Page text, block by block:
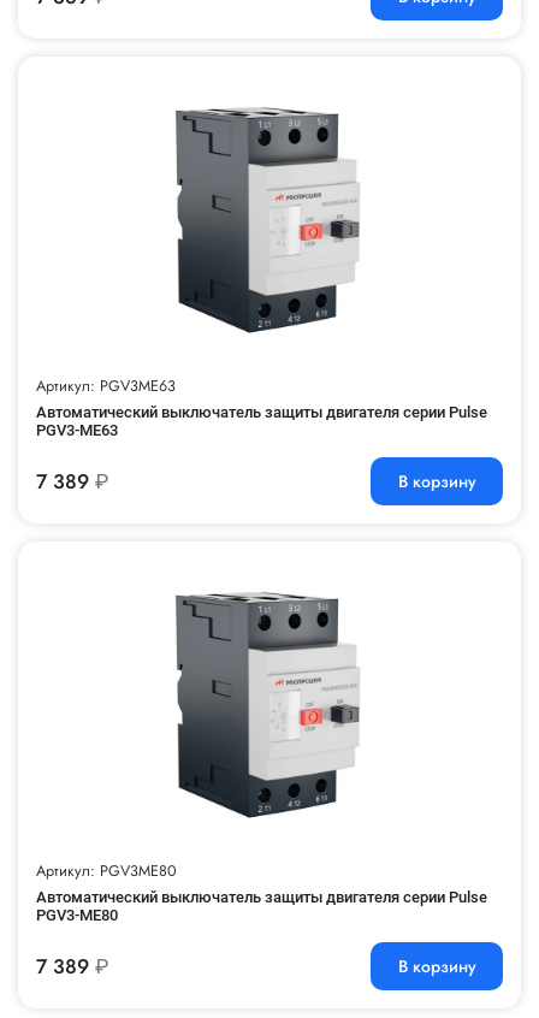
Артикул: PGV3ME63
Автоматический выключатель защиты двигателя серии Pulse
PGV3-ME63
7 389 ₽ В корзину
Артикул: PGV3ME80
Автоматический выключатель защиты двигателя серии Pulse
PGV3-ME80
7 389 ₽ В корзину